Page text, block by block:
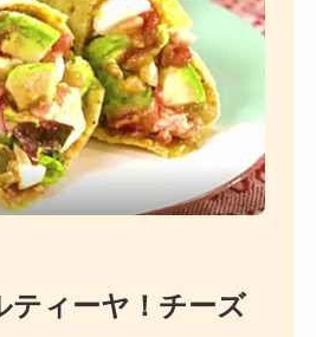
ティーヤ！チーズ